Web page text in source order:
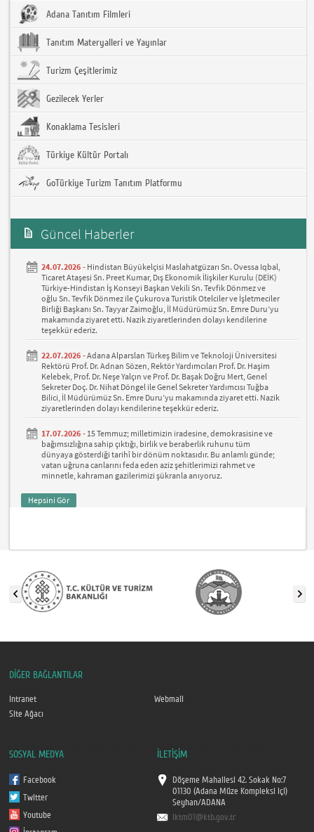
Adana Tanıtım Filmleri
Tanıtım Materyalleri ve Yayınlar
Turizm Çeşitlerimiz
Gezilecek Yerler
Konaklama Tesisleri
Türkiye Kültür Portalı
GoTürkiye Turizm Tanıtım Platformu
Güncel Haberler
24.07.2026 - Hindistan Büyükelçisi Maslahatgüzarı Sn. Ovessa Iqbal,
Ticaret Ataşesi Sn. Preet Kumar, Dış Ekonomik İlişkiler Kurulu (DEİK)
Türkiye-Hindistan İş Konseyi Başkan Vekili Sn. Tevfik Dönmez ve
oğlu Sn. Tevfik Dönmez ile Çukurova Turistik Otelciler ve İşletmeciler
Birliği Başkanı Sn. Tayyar Zaimoğlu, İl Müdürümüz Sn. Emre Duru’yu
makamında ziyaret etti. Nazik ziyaretlerinden dolayı kendilerine
teşekkür ederiz.
22.07.2026 -Adana Alparslan Türkeş Bilim ve Teknoloji Üniversitesi
Rektörü Prof. Dr. Adnan Sözen, Rektör Yardımcıları Prof. Dr. Haşim
Kelebek, Prof. Dr. Neşe Yalçın ve Prof. Dr. Başak Doğru Mert, Genel
Sekreter Doç. Dr. Nihat Döngel ile Genel Sekreter Yardımcısı Tuğba
Bilici, İl Müdürümüz Sn. Emre Duru’yu makamında ziyaret etti. Nazik
ziyaretlerinden dolayı kendilerine teşekkür ederiz.
17.07.2026 - 15 Temmuz; milletimizin iradesine, demokrasisine ve
bağımsızlığına sahip çıktığı, birlik ve beraberlik ruhunu tüm
dünyaya gösterdiği tarihî bir dönüm noktasıdır. Bu anlamlı günde;
vatan uğruna canlarını feda eden aziz şehitlerimizi rahmet ve
minnetle, kahraman gazilerimizi şükranla anıyoruz.
Hepsini Gör
DİĞER BAĞLANTILAR
Intranet
Webmail
Site Ağacı
SOSYAL MEDYA
Facebook
Twitter
Youtube
İLETİŞİM
Döşeme Mahallesi 42. Sokak No:7
01130 (Adana Müze Kompleksi içi)
Seyhan/ADANA
iktm01@ktb.gov.tr